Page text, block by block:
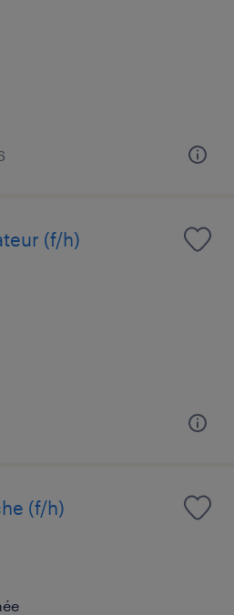
(f/h)
(f/h)